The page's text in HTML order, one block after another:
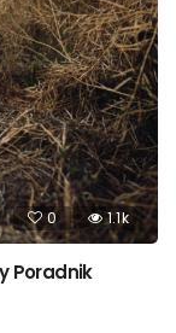
0 1.1k
Poradnik